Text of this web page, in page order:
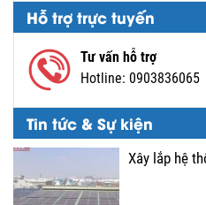
Hỗ trợ trực tuyến
Tư vấn hỗ trợ
Hotline: 0903836065
Tin tức & Sự kiện
Xây lắp hệ